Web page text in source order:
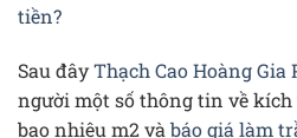
tiền?
Sau đâyThạch Cao Hoàng Gia
người một số thông tin về
bao nhiêu m2 và báo giá làm